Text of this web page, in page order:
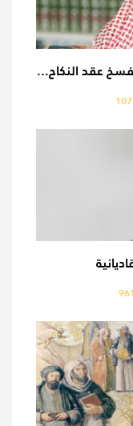
عقد النكاح...
961